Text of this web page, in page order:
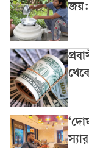
জয়: